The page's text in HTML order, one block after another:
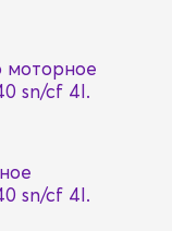
моторное
sn/cf 4l.
sn/cf 4l.